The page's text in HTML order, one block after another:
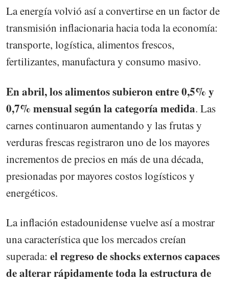
La energía volvió así a convertirse en un factor de
transmisión inflacionaria hacia toda la economía:
transporte, logística, alimentos frescos,
fertilizantes, manufactura y consumo masivo.
En abril, los alimentos subieron entre 0,5% y
0,7% mensual según la categoría medida. Las
carnes continuaron aumentando y las frutas y
verduras frescas registraron uno de los mayores
incrementos de precios en más de una década,
presionadas por mayores costos logísticos y
energéticos.
La inflación estadounidense vuelve así a mostrar
una característica que los mercados creían
superada: el regreso de shocks externos capaces
de alterar rápidamente toda la estructura de